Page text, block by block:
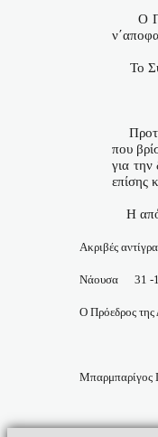
O
Το
που
για
επίσης
Η
Ακριβές
Νάουσα 31 -
Ο Πρόεδρος της
Μπαρμπαρίγος